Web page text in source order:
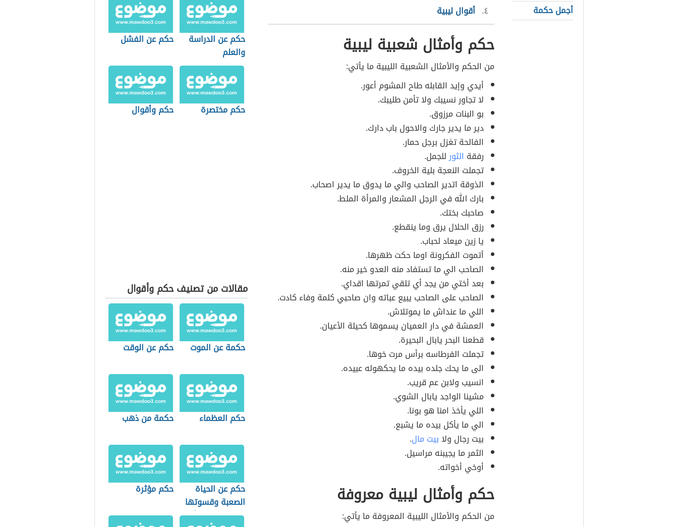
أجمل حكمة
٤ أقوال ليبية
حكم وأمثال شعبية ليبية
من الحكم والأمثال الشعبية الليبية ما يأتي:
أيدي وإيد القابله طاح المشوم أعور.
لا تجاور نسيبك ولا تأمن طليبك.
بو البنات مرزوق.
دير ما يدير جارك والاحول باب دارك.
الفالحة تغزل برجل حمار.
رفقة الثورللجمل.
تجملت النعجة بلية الخروف.
الذوقة اتدير الصاحب والي ما يدوق ما يدير اصحاب.
بارك الله في الرجل المشعار والمرأة الملط.
صاحبك بختك.
رزق الحلال يرق وما ينقطع.
يا زين ميعاد لحباب.
أتموت الفكرونة اوما حكت ظهرها.
الصاحب الي ما تستفاد منه العدو خير منه.
بعد أختي من يجد أي تلقي تمرتها اقداي.
الصاحب على الصاحب يبيع عباته وان صاحبي كلمة وفاء كادت.
اللي ما عنداش ما يموتلاش.
العمشة في دار العميان يسموها كحيلة الأعيان.
قطعنا البحر يابال البحيرة.
تجملت الفرطاسه برأس مرت خوها.
الى ما يحك جلده بيده ما يحكهوله عبيده.
انسيب ولابن عم قريب.
مشينا الواجد يابال الشوي.
اللي يأخذ امنا هو بونا.
الي ما يأكل بيده ما يشبع.
بيت رجال ولابيت مال.
الثمر ما يجيبنه مراسيل.
أوخي أخواته.
حكم وأمثال ليبية معروفة
من الحكم والأمثال الليبية المعروفة ما يأتي:
حكم عن الدراسة
والعلم
حكم عن الفشل
حكم مختصرة حكم وأقوال
مقالات من تصنيف حكم وأقوال
حكمة عن الموت حكم عن الوقت
حكم العظماء حكمة من ذهب
حكم عن الحياة
الصعبة وقسوتها
كحالات واتس أب
حكم مؤثرة